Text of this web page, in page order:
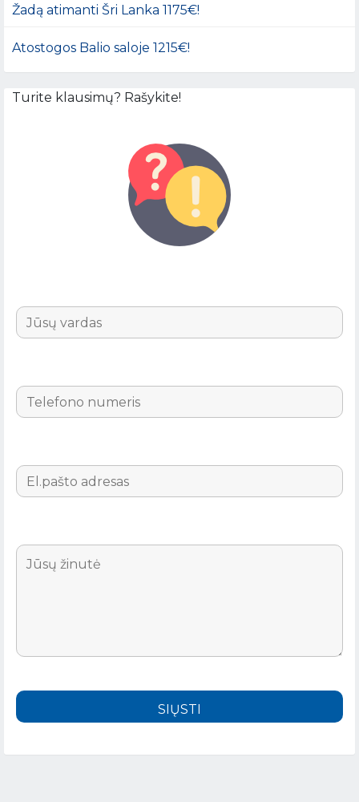
Žadą atimanti Šri Lanka 1175€!
Atostogos Balio saloje 1215€!
Turite klausimų? Rašykite!